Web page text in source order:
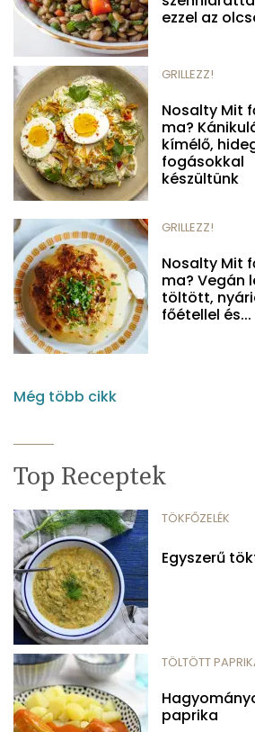
ezzel az
GRILLEZZ!
Nosalty Mit
ma?
kímélő,
fogásokkal
készültünk
GRILLEZZ!
Nosalty Mit
ma? Vegán
töltött,
főétellel és...
Még több cikk
Top Receptek
TÖKFŐZELÉK
Egyszerű
TÖLTÖTT
paprika